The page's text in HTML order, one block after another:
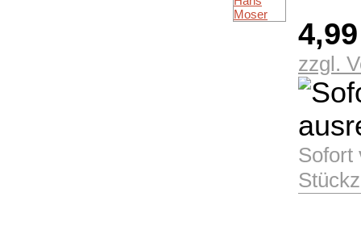
zzgl.
Sofort